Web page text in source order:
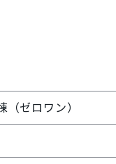
ゼロワン）